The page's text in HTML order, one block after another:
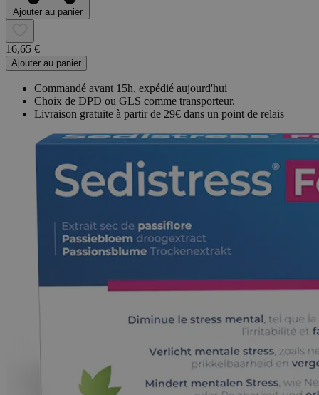
Ajouter au panier
16,65 €
Ajouter au panier
Commandé avant 15h, expédié aujourd'hui
Choix de DPD ou GLS comme transporteur.
Livraison gratuite à partir de 29€ dans un point de relais